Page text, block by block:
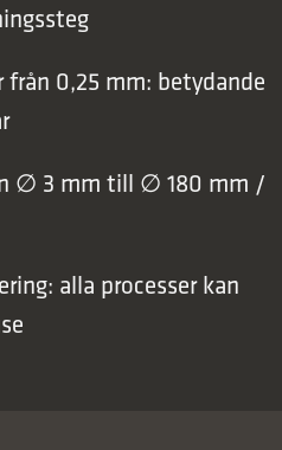
från 0,25 mm: betydande
∅ 3 mm till ∅ 180 mm /
alla processer kan